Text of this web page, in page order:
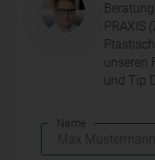
PRAXIS
unseren
und Tip
Name